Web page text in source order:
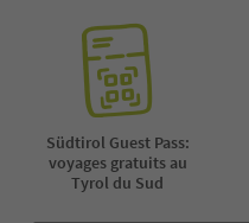
Südtirol Guest Pass:
voyages gratuits au
Tyrol du Sud